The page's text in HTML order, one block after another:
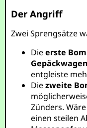
Der Angriff
Zwei Sprengsätze
Dieerste
Gepäckwagen
entgleiste
Diezweite
Zünders.
einen steilen